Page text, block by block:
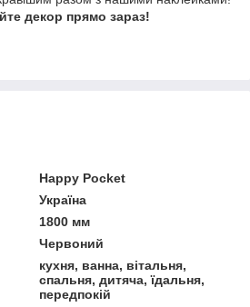
декор прямо зараз!
Happy Pocket
Україна
1800 мм
Червоний
кухня, ванна, вітальня,
спальня, дитяча, їдальня,
передпокій